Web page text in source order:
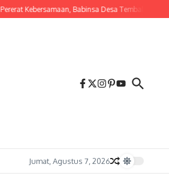
Babinsa Desa Tembalang Ajak Warga
Jumat, Agustus 7, 2026